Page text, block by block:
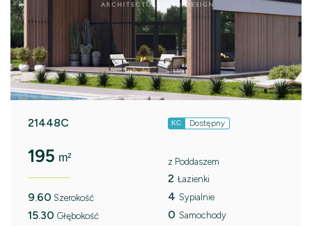
21448C KC Dostępny
195 m²
9.60 Szerokość
15.30 Głębokość
z Poddaszem
2 Łazienki
4 Sypialnie
0 Samochody